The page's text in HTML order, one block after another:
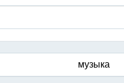
музыка